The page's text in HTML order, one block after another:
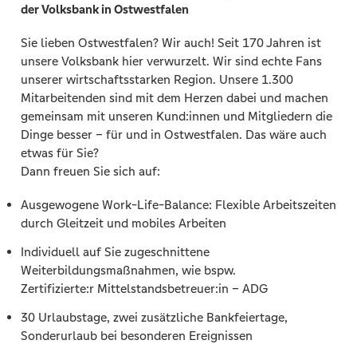
der Volksbank in Ostwestfalen
Sie lieben Ostwestfalen? Wir auch! Seit 170 Jahren ist
unsere Volksbank hier verwurzelt. Wir sind echte Fans
unserer wirtschaftsstarken Region. Unsere 1.300
Mitarbeitenden sind mit dem Herzen dabei und machen
gemeinsam mit unseren Kund:innen und Mitgliedern die
Dinge besser – für und in Ostwestfalen. Das wäre auch
etwas für Sie?
Dann freuen Sie sich auf:
Ausgewogene Work-Life-Balance: Flexible Arbeitszeiten
durch Gleitzeit und mobiles Arbeiten
Individuell auf Sie zugeschnittene
Weiterbildungsmaßnahmen, wie bspw.
Zertifizierte:r Mittelstandsbetreuer:in – ADG
30 Urlaubstage, zwei zusätzliche Bankfeiertage,
Sonderurlaub bei besonderen Ereignissen